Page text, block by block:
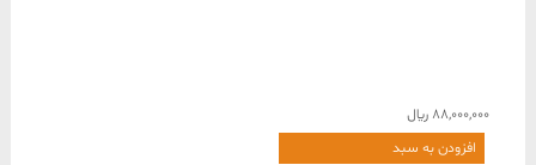
88,000,000 ﷼
افزودن به سبد